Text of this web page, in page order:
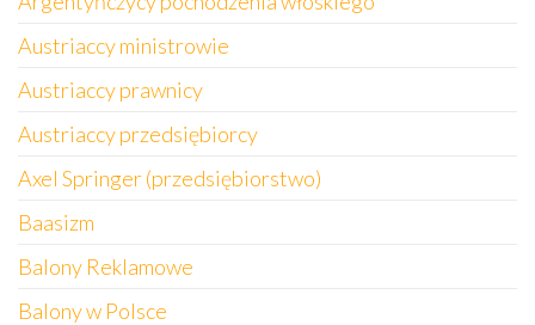
Austriaccy ministrowie
Austriaccy prawnicy
Austriaccy przedsiębiorcy
Axel Springer (przedsiębiorstwo)
Baasizm
Balony Reklamowe
Balony w Polsce